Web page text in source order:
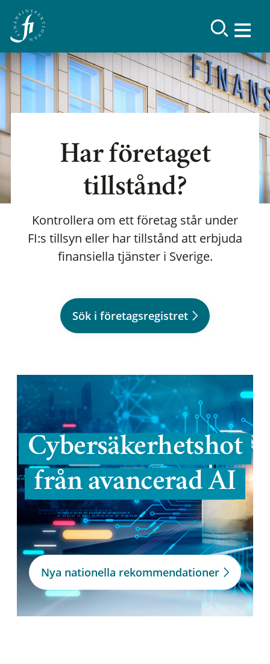
Har företaget
tillstånd?
Kontrollera om ett företag står under
FI:s tillsyn eller har tillstånd att erbjuda
finansiella tjänster i Sverige.
Sök i företagsregistret
Cybersäkerhetshot
från avancerad AI
Nya nationella rekommendationer